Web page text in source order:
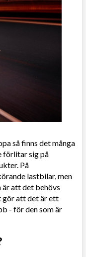
så finns det många
förlitar sig på
På
lastbilar, men
är att det behövs
gör att det är ett
- för den som är